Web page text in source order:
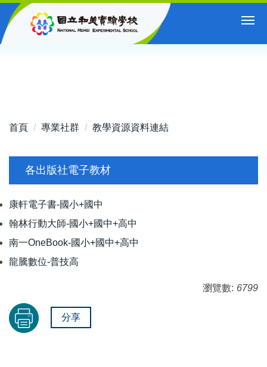
跳
到
首頁 專業社群 教學資源資料連結
各出版社電子教材
康軒電子書-國小+國中
翰林行動大師-國小+國中+高中
南一OneBook-國小+國中+高中
龍騰數位-普技高
瀏覽數: 6799
分享